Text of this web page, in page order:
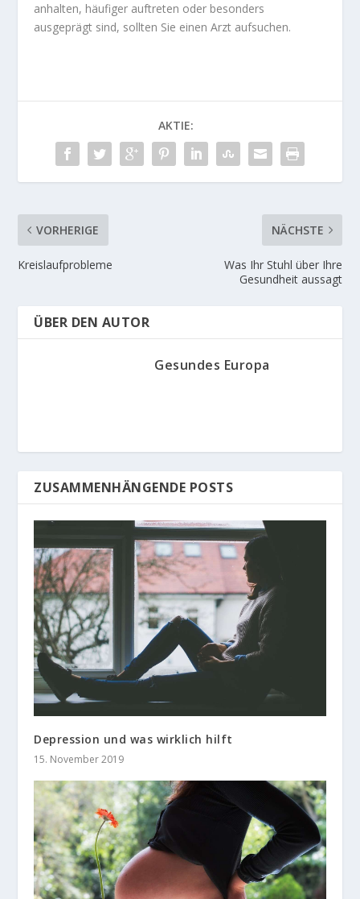
anhalten, häufiger auftreten oder besonders
ausgeprägt sind, sollten Sie einen Arzt aufsuchen.
AKTIE:
VORHERIGE
Kreislaufprobleme
NÄCHSTE
Was Ihr Stuhl über Ihre
Gesundheit aussagt
ÜBER DEN AUTOR
Gesundes Europa
ZUSAMMENHÄNGENDE POSTS
Depression und was wirklich hilft
15. November 2019